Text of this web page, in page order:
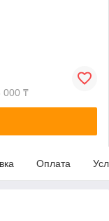
000 ₸
Оплата